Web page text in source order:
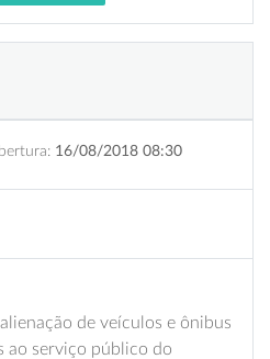
16/08/2018 08:30
de veículos e ônibus
ao serviço público do